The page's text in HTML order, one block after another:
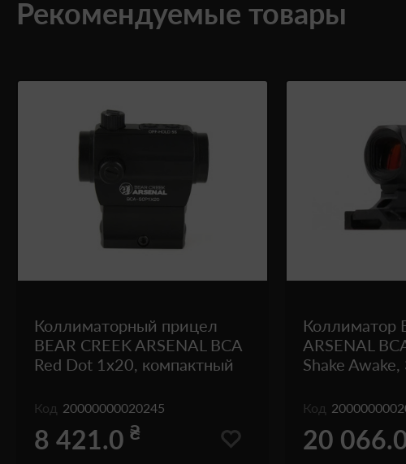
Рекомендуемые товары
Коллиматорный прицел
BEAR CREEK ARSENAL BCA
Red Dot 1x20, компактный
Код 20000000020245
8 421.0 ₴
Коллиматор
ARSENAL
Shake Awake,
Код
20